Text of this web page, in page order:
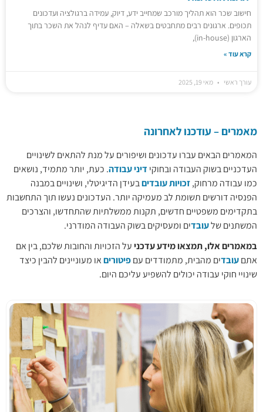
חישוב שכר הוא תהליך מורכב שמחייב ידע, דיוק, עמידה ברגולציה ועדכונים
תכופים. ארגונים רבים מתחבטים בשאלה – האם עדיף לנהל את השכר בתוך
הארגון (in-house),
קרא עוד »
עורך ראשי מאי 19, 2025
מאמרים – עודכנו לאחרונה
המאמרים הבאים עברו עדכונים ושיפורים על מנת להתאים לשינויים
העדכניים בשוק העבודה ובחוקי דיני עבודה. כעת, יותר מתמיד, נושאים
כמו עבודה מרחוק,זכויות עובדיםבעידן הדיגיטלי, ושינויים במבנה
הפנסיה דורשים תשומת לב מעמיקה יותר. העדכונים נעשו תוך התחשבות
בתקדימים משפטיים חדשים, תקנות ממשלתיות שהתחדשו, והצרכים
המשתנים שלעובדים ומעסיקים בשוק העבודה המודרני.
במאמרים אלו, תמצאו מידע עדכניעל הזכויות והחובות שלכם, בין אם
אתםעובדים מהבית, מתמודדים עםפיטוריםאו מעוניינים להבין כיצד
שינויי חוקי עבודה יכולים להשפיע עליכם היום.